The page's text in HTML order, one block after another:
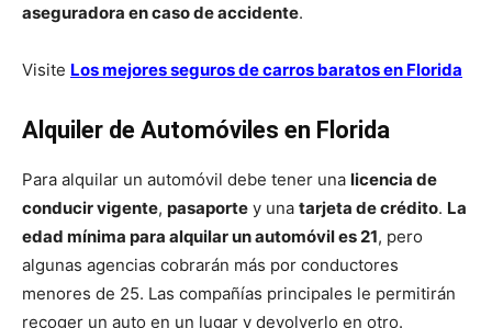
aseguradora en caso de accidente.
Visite Los mejores seguros de carros baratos en Florida
Alquiler de Automóviles en Florida
Para alquilar un automóvil debe tener una licencia de
conducir vigente, pasaporte y una tarjeta de crédito. La
edad mínima para alquilar un automóvil es 21, pero
algunas agencias cobrarán más por conductores
menores de 25. Las compañías principales le permitirán
recoger un auto en un lugar y devolverlo en otro.